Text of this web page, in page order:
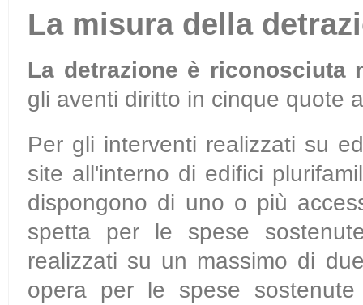
La misura della
La detrazione è riconosciuta
gli aventi diritto in cinque quote
Per gli interventi realizzati su
site all'interno di edifici
dispongono di uno o più
spetta per le spese
realizzati su un massimo di
opera per le spese